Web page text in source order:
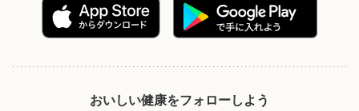
おいしい健康をフォローしよう